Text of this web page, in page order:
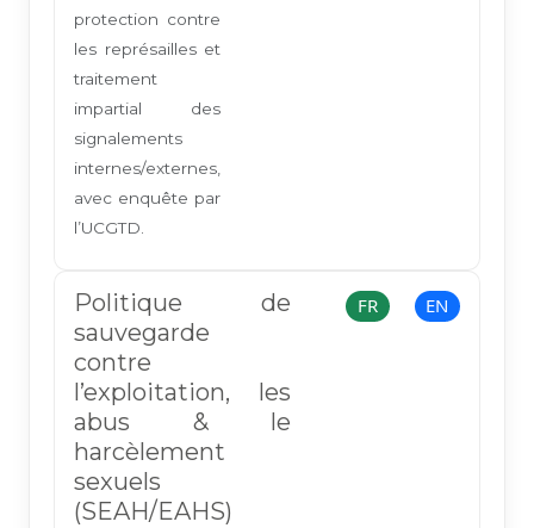
protection contre
les représailles et
traitement
impartial des
signalements
internes/externes,
avec enquête par
l’UCGTD.
Politique de
sauvegarde
contre
l’exploitation, les
abus & le
harcèlement
sexuels
(SEAH/EAHS)
FR EN